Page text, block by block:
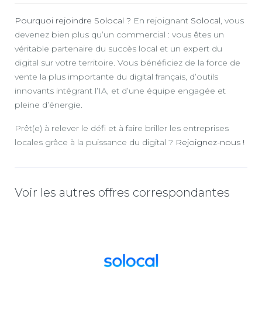
Pourquoi rejoindre Solocal ? En rejoignant Solocal, vous
devenez bien plus qu’un commercial : vous êtes un
véritable partenaire du succès local et un expert du
digital sur votre territoire. Vous bénéficiez de la force de
vente la plus importante du digital français, d’outils
innovants intégrant l’IA, et d’une équipe engagée et
pleine d’énergie.
Prêt(e) à relever le défi et à faire briller les entreprises
locales grâce à la puissance du digital ? Rejoignez-nous !
Voir les autres offres correspondantes